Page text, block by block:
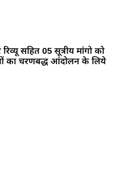
सहित 05 सूत्रीय मांगो को
का चरणबद्ध आंदोलन के लिये